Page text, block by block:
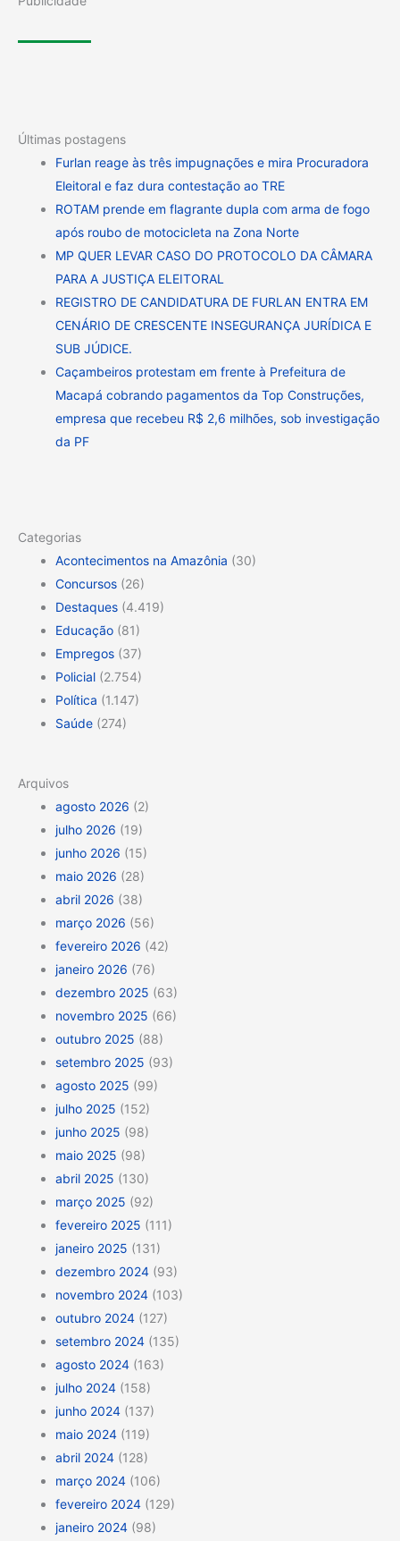
Últimas postagens
Furlan reage às três impugnações e mira Procuradora
Eleitoral e faz dura contestação ao TRE
ROTAM prende em flagrante dupla com arma de fogo
após roubo de motocicleta na Zona Norte
MP QUER LEVAR CASO DO PROTOCOLO DA CÂMARA
PARA A JUSTIÇA ELEITORAL
REGISTRO DE CANDIDATURA DE FURLAN ENTRA EM
CENÁRIO DE CRESCENTE INSEGURANÇA JURÍDICA E
SUB JÚDICE.
Caçambeiros protestam em frente à Prefeitura de
Macapá cobrando pagamentos da Top Construções,
empresa que recebeu R$ 2,6 milhões, sob investigação
da PF
Categorias
Acontecimentos na Amazônia (30)
Concursos (26)
Destaques (4.419)
Educação (81)
Empregos (37)
Policial (2.754)
Política (1.147)
Saúde (274)
Arquivos
agosto 2026 (2)
julho 2026 (19)
junho 2026 (15)
maio 2026 (28)
abril 2026 (38)
março 2026 (56)
fevereiro 2026 (42)
janeiro 2026 (76)
dezembro 2025 (63)
novembro 2025 (66)
outubro 2025 (88)
setembro 2025 (93)
agosto 2025 (99)
julho 2025 (152)
junho 2025 (98)
maio 2025 (98)
abril 2025 (130)
março 2025 (92)
fevereiro 2025 (111)
janeiro 2025 (131)
dezembro 2024 (93)
novembro 2024 (103)
outubro 2024 (127)
setembro 2024 (135)
agosto 2024 (163)
julho 2024 (158)
junho 2024 (137)
maio 2024 (119)
abril 2024 (128)
março 2024 (106)
fevereiro 2024 (129)
janeiro 2024 (98)